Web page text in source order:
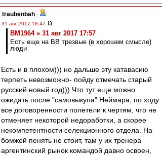
traubenbah -
31 авг 2017 18:47
BM1964 » 31 авг 2017 17:57
Есть еще на ВВ трезвые (в хорошем смысле)
люди
Есть и в плохом))) но дальше эту катавасию
терпеть невозможно- пойду отмечать старый
русский новый год))) Что тут еще можно
ожидать после "самовыкупа" Неймара, по ходу
все договоренности полетели к чертям, что не
отменяет некоторой недоработки, а скорее
некомпетентности селекционного отдела. На
бомжей пенять не стоит, там у их тренера
аргентинский рынок командой давно освоен,